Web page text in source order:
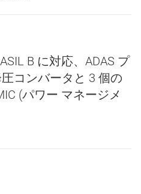
B に対応、ADAS プ
コンバータと 3 個の
(パワー マネージメ